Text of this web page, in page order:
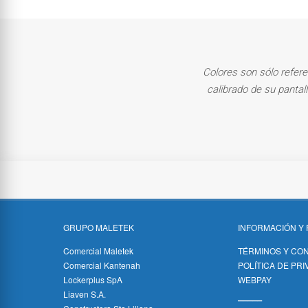
Colores son sólo
calibrado de su
GRUPO MALETEK
Comercial Maletek
Comercial Kantenah
Lockerplus SpA
Liaven S.A.
INFORMACIÓN Y
TÉRMINOS Y
POLÍTICA DE
WEBPAY